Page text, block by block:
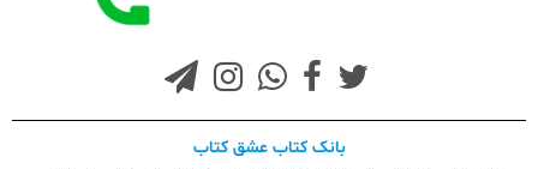
بانک کتاب عشق کتاب